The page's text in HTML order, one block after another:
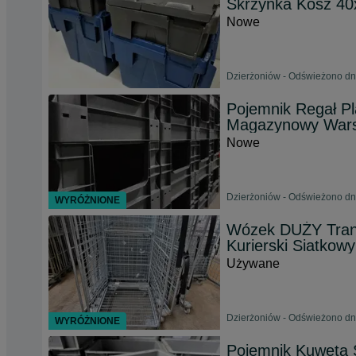
Skrzynka Kosz
Nowe
Dzierżoniów - Odświeżono
Pojemnik Regał
Magazynowy
Nowe
Dzierżoniów - Odświeżono
Wózek DUŻY
Kurierski
Używane
Dzierżoniów - Odświeżono
Pojemnik Kuweta
WYRÓŻNIONE
WYRÓŻNIONE